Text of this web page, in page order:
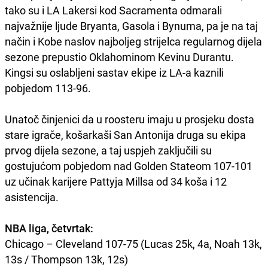
tako su i LA Lakersi kod Sacramenta odmarali
najvažnije ljude Bryanta, Gasola i Bynuma, pa je na taj
način i Kobe naslov najboljeg strijelca regularnog dijela
sezone prepustio Oklahominom Kevinu Durantu.
Kingsi su oslabljeni sastav ekipe iz LA-a kaznili
pobjedom 113-96.
Unatoč činjenici da u roosteru imaju u prosjeku dosta
stare igrače, košarkaši San Antonija druga su ekipa
prvog dijela sezone, a taj uspjeh zaključili su
gostujućom pobjedom nad Golden Stateom 107-101
uz učinak karijere Pattyja Millsa od 34 koša i 12
asistencija.
NBA liga, četvrtak:
Chicago – Cleveland 107-75 (Lucas 25k, 4a, Noah 13k,
13s / Thompson 13k, 12s)